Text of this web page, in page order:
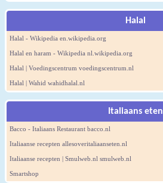
Halal
Halal - Wikipedia en.wikipedia.org
Halal en haram - Wikipedia nl.wikipedia.org
Halal | Voedingscentrum voedingscentrum.nl
Halal | Wahid wahidhalal.nl
Italiaans eten
Bacco - Italiaans Restaurant bacco.nl
Italiaanse recepten allesoveritaliaanseten.nl
Italiaanse recepten | Smulweb.nl smulweb.nl
Smartshop